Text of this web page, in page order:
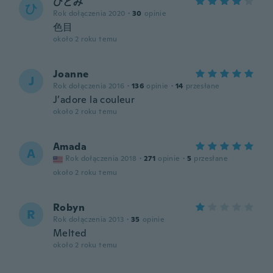
ひ Rok dołączenia 2020 · 30 opinie
色目
około 2 roku temu
J Joanne
Rok dołączenia 2016 · 136 opinie · 14 przesłane
J’adore la couleur
około 2 roku temu
A Amada
Rok dołączenia 2018 · 271 opinie · 5 przesłane
około 2 roku temu
R Robyn
Rok dołączenia 2013 · 35 opinie
Melted
około 2 roku temu